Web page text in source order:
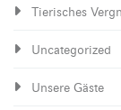
Tierisches
Uncategorized
Unsere Gäste